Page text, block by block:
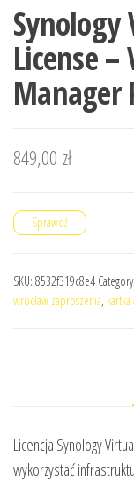
Synology
License
Manager
849,00 zł
Sprawdź
SKU: 8532f319c8e4 Category:
wrocław zaproszenia,
Licencja Synology
wykorzystać